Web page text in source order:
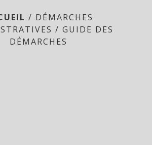
/ DÉMARCHES
/ GUIDE DES
DÉMARCHES